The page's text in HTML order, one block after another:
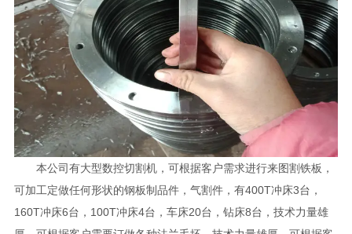
本公司有大型数控切割机，可根据客户需求进行来图割铁板，
可加工定做任何形状的钢板制品件，气割件，有400T冲床3台，
160T冲床6台，100T冲床4台，车床20台，钻床8台，技术力量雄